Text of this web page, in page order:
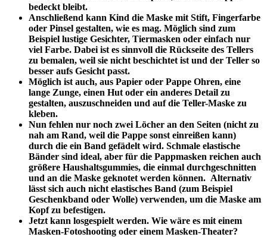
bedeckt bleibt.
Anschließend kann Kind die Maske mit Stift, Fingerfarbe
oder Pinsel gestalten, wie es mag. Möglich sind zum
Beispiel lustige Gesichter, Tiermasken oder einfach nur
viel Farbe. Dabei ist es sinnvoll die Rückseite des Tellers
zu bemalen, weil sie nicht beschichtet ist und der Teller so
besser aufs Gesicht passt.
Möglich ist auch, aus Papier oder Pappe Ohren, eine
lange Zunge, einen Hut oder ein anderes Detail zu
gestalten, auszuschneiden und auf die Teller-Maske zu
kleben.
Nun fehlen nur noch zwei Löcher an den Seiten (nicht zu
nah am Rand, weil die Pappe sonst einreißen kann)
durch die ein Band gefädelt wird. Schmale elastische
Bänder sind ideal, aber für die Pappmasken reichen auch
größere Haushaltsgummies, die einmal durchgeschnitten
und an die Maske geknotet werden können. Alternativ
lässt sich auch nicht elastisches Band (zum Beispiel
Geschenkband oder Wolle) verwenden, um die Maske am
Kopf zu befestigen.
Jetzt kann losgespielt werden. Wie wäre es mit einem
Masken-Fotoshooting oder einem Masken-Theater?